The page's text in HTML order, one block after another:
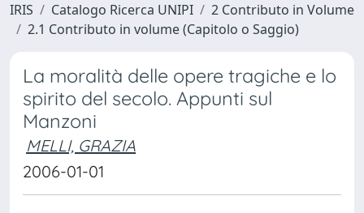
IRIS Catalogo Ricerca UNIPI
2 Contributo in Volume
2.1 Contributo in volume (Capitolo o Saggio)
La moralità delle opere tragiche e lo
spirito del secolo. Appunti sul
Manzoni
MELLI, GRAZIA
2006-01-01